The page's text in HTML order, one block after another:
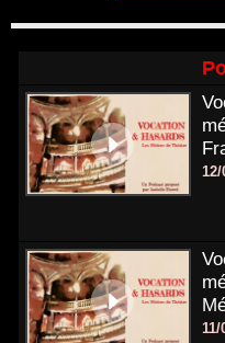
12/
11/